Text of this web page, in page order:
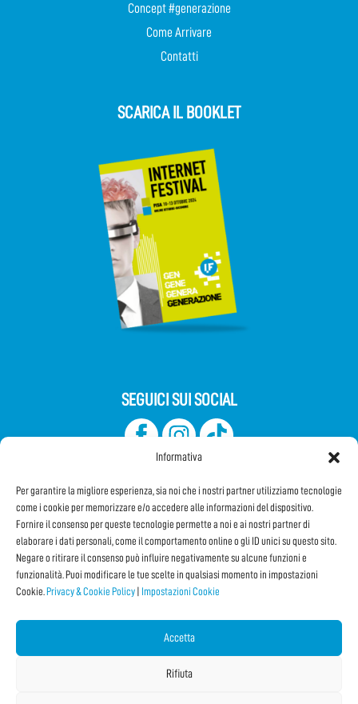
Informativa
Per garantire la migliore esperienza, sia noi che i nostri partner utilizziamo tecnologie
come i cookie per memorizzare e/o accedere alle informazioni del dispositivo.
Fornire il consenso per queste tecnologie permette a noi e ai nostri partner di
elaborare i dati personali, come il comportamento online o gli ID unici su questo sito.
Negare o ritirare il consenso può influire negativamente su alcune funzioni e
funzionalità. Puoi modificare le tue scelte in qualsiasi momento in impostazioni
Cookie. Privacy & Cookie Policy Impostazioni Cookie
Accetta
Rifiuta
Concept #generazione
Come Arrivare
Contatti
SCARICA IL BOOKLET
SEGUICI SUI SOCIAL
Iscriviti alla Newsletter
CONDIVIDI QUESTA PAGINA!
Facebook